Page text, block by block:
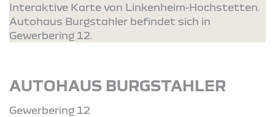
Interaktive Karte von Linkenheim-Hochstetten.
Autohaus Burgstahler befindet sich in
Gewerbering 12.
AUTOHAUS BURGSTAHLER
Gewerbering 12